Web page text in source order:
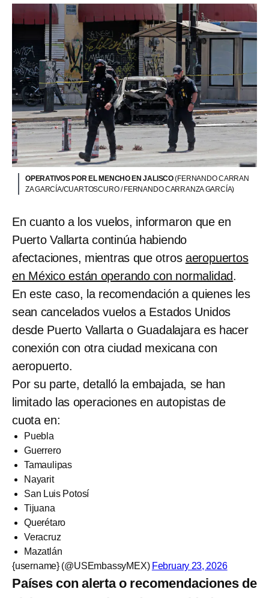
OPERATIVOS POR EL MENCHO EN JALISCO(FERNANDO CARRAN
ZA GARCÍA/CUARTOSCURO / FERNANDO CARRANZA GARCÍA)
En cuanto a los vuelos, informaron que en
Puerto Vallarta continúa habiendo
afectaciones, mientras que otros aeropuertos
en México están operando con normalidad.
En este caso, la recomendación a quienes les
sean cancelados vuelos a Estados Unidos
desde Puerto Vallarta o Guadalajara es hacer
conexión con otra ciudad mexicana con
aeropuerto.
Por su parte, detalló la embajada, se han
limitado las operaciones en autopistas de
cuota en:
Puebla
Guerrero
Tamaulipas
Nayarit
San Luis Potosí
Tijuana
Querétaro
Veracruz
Mazatlán
{username} (@USEmbassyMEX) February 23, 2026
Países con alerta o recomendaciones de